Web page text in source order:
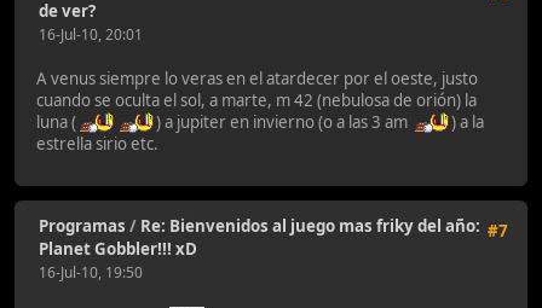
de ver?
16-Jul-10, 20:01
A venus siempre lo veras en el atardecer por el oeste, justo
cuando se oculta el sol, a marte, m 42 (nebulosa de orión) la
luna (
) a jupiter en invierno (o a las 3 am
) a la
estrella sirio etc.
#7
Programas / Re: Bienvenidos al juego mas friky del año:
Planet Gobbler!!! xD
16-Jul-10, 19:50